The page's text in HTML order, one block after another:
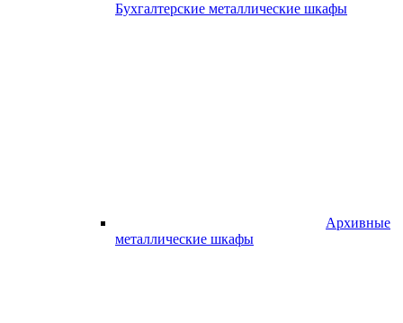
Бухгалтерские металлические шкафы
Архивные
металлические шкафы